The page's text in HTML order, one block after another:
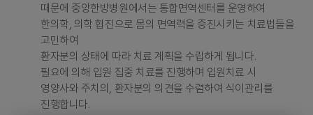
때문에 중앙한방병원에서는 통합면역센터를 운영하여
한의학, 의학 협진으로 몸의 면역력을 증진시키는 치료법들을
고민하여
환자분의 상태에 따라 치료 계획을 수립하게 됩니다.
필요에 의해 입원 집중 치료를 진행하며 입원치료 시
영양사와 주치의, 환자분의 의견을 수렴하여 식이관리를
진행합니다.